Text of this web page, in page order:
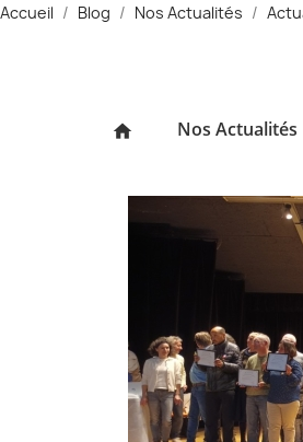
Accueil Blog Nos Actualités
home Nos Actualités